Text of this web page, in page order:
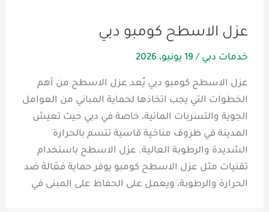
عزل الاسطح كومبو دبي
خدمات دبي / 19 يونيو، 2026
عزل الاسطح كومبو دبي يُعد عزل الاسطح من أهم
الخطوات التي يجب اتخاذها لحماية المباني من العوامل
الجوية والتسربات المائية، خاصة في دبي حيث تعيش
المدينة في ظروف مناخية قاسية تتسم بالحرارة
الشديدة والرطوبة العالية. عزل الاسطح باستخدام
تقنيات مثل عزل الاسطح كومبو يوفر حماية فعّالة ضد
الحرارة والرطوبة، ويعمل على الحفاظ على المبنى في